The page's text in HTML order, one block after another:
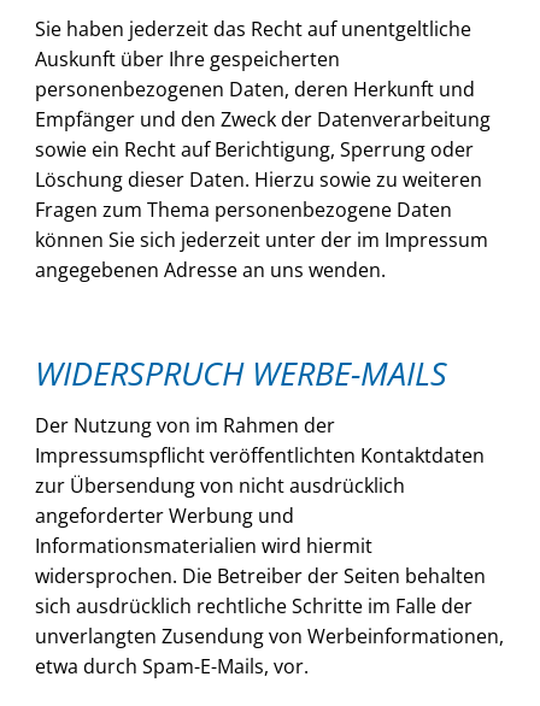
Sie haben jederzeit das Recht auf unentgeltliche
Auskunft über Ihre gespeicherten
personenbezogenen Daten, deren Herkunft und
Empfänger und den Zweck der Datenverarbeitung
sowie ein Recht auf Berichtigung, Sperrung oder
Löschung dieser Daten. Hierzu sowie zu weiteren
Fragen zum Thema personenbezogene Daten
können Sie sich jederzeit unter der im Impressum
angegebenen Adresse an uns wenden.
WIDERSPRUCH WERBE-MAILS
Der Nutzung von im Rahmen der
Impressumspflicht veröffentlichten Kontaktdaten
zur Übersendung von nicht ausdrücklich
angeforderter Werbung und
Informationsmaterialien wird hiermit
widersprochen. Die Betreiber der Seiten behalten
sich ausdrücklich rechtliche Schritte im Falle der
unverlangten Zusendung von Werbeinformationen,
etwa durch Spam-E-Mails, vor.